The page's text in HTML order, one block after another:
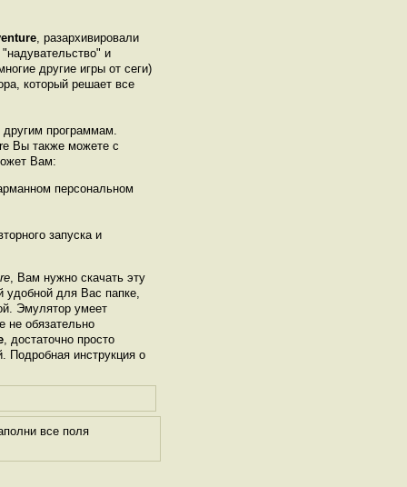
, разархивировали
и
другие игры от сеги)
который решает все
другим программам.
Вы также можете с
Вам:
персональном
запуска и
, Вам нужно скачать эту
удобной для Вас папке,
Эмулятор умеет
не обязательно
, достаточно просто
Подробная инструкция о
все поля